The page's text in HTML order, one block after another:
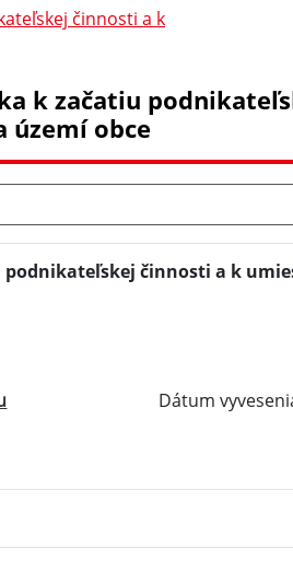
činnosti a k
k začatiu
území obce
podnikateľskej činnosti a k
Dátum